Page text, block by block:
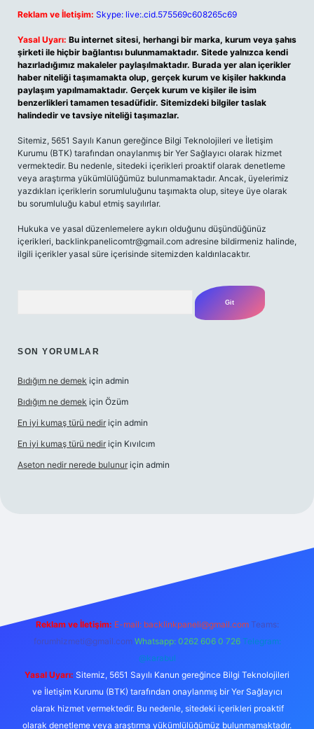
Reklam ve İletişim: Skype: live:.cid.575569c608265c69
Yasal Uyarı: Bu internet sitesi, herhangi bir marka, kurum veya şahıs
şirketi ile hiçbir bağlantısı bulunmamaktadır. Sitede yalnızca kendi
hazırladığımız makaleler paylaşılmaktadır. Burada yer alan içerikler
haber niteliği taşımamakta olup, gerçek kurum ve kişiler hakkında
paylaşım yapılmamaktadır. Gerçek kurum ve kişiler ile isim
benzerlikleri tamamen tesadüfidir. Sitemizdeki bilgiler taslak
halindedir ve tavsiye niteliği taşımazlar.
Sitemiz, 5651 Sayılı Kanun gereğince Bilgi Teknolojileri ve İletişim
Kurumu (BTK) tarafından onaylanmış bir Yer Sağlayıcı olarak hizmet
vermektedir. Bu nedenle, sitedeki içerikleri proaktif olarak denetleme
veya araştırma yükümlülüğümüz bulunmamaktadır. Ancak, üyelerimiz
yazdıkları içeriklerin sorumluluğunu taşımakta olup, siteye üye olarak
bu sorumluluğu kabul etmiş sayılırlar.
Hukuka ve yasal düzenlemelere aykırı olduğunu düşündüğünüz
içerikleri, backlinkpanelicomtr@gmail.com adresine bildirmeniz halinde,
ilgili içerikler yasal süre içerisinde sitemizden kaldırılacaktır.
SON YORUMLAR
Bıdığım ne demek için admin
Bıdığım ne demek için Özüm
En iyi kumaş türü nedir için admin
En iyi kumaş türü nedir için Kıvılcım
Aseton nedir nerede bulunur için admin
Reklam ve İletişim: E-mail: backlinkpaneli@gmail.com Teams:
forumhizmeti@gmail.com Whatsapp: 0262 606 0 726 Telegram:
@karabul
Yasal Uyarı: Sitemiz, 5651 Sayılı Kanun gereğince Bilgi Teknolojileri
ve İletişim Kurumu (BTK) tarafından onaylanmış bir Yer Sağlayıcı
olarak hizmet vermektedir. Bu nedenle, sitedeki içerikleri proaktif
olarak denetleme veya araştırma yükümlülüğümüz bulunmamaktadır.